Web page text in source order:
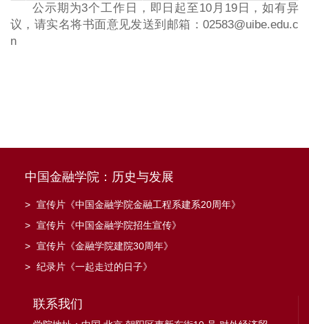
公示期为3个工作日，即日起至10月19日，如有异
议，请实名将书面意见发送到邮箱：02583@uibe.edu.c
n
中国金融学院：历史与发展
> 宣传片《中国金融学院金融工程系建系20周年》
> 宣传片《中国金融学院招生宣传》
> 宣传片《金融学院建院30周年》
> 纪录片《一起走过的日子》
联系我们